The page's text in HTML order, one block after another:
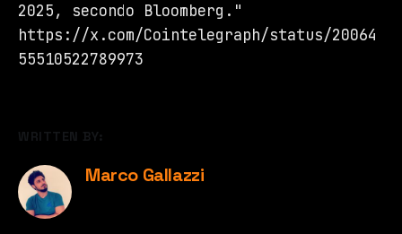
2025, secondo Bloomberg."
https://x.com/Cointelegraph/status/20064
55510522789973
WRITTEN BY:
Marco Gallazzi